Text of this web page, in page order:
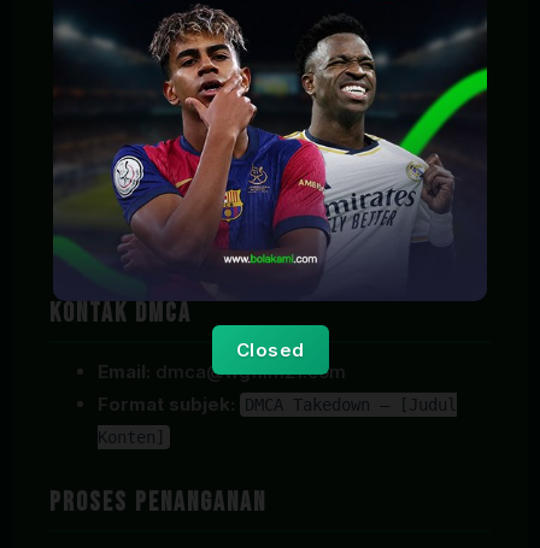
Closed
konten bermasalah
Penjelasan singkat mengenai materi yang
dilanggar
Pernyataan itikad baik bahwa penggunaan
tersebut tidak diizinkan oleh pemilik hak
cipta
Tanda tangan elektronik (nama lengkap
pelapor)
Kontak DMCA
Email: dmca@wgfilm21.com
Format subjek:
DMCA Takedown — [Judul
Konten]
Proses Penanganan